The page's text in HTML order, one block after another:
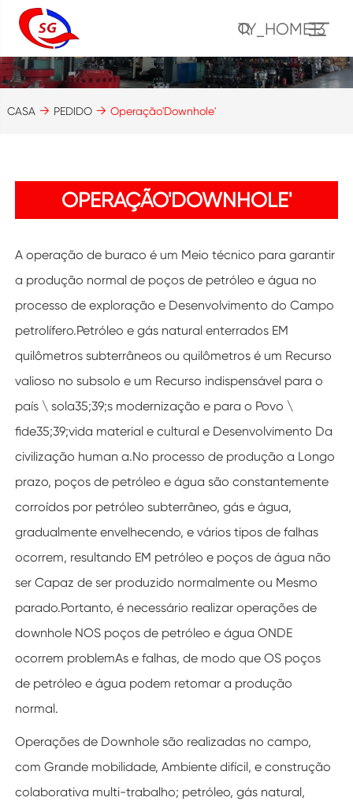
TY_HOME13
CASA PEDIDO Operação'Downhole'
OPERAÇÃO'DOWNHOLE'
A operação de buraco é um Meio técnico para garantir
a produção normal de poços de petróleo e água no
processo de exploração e Desenvolvimento do Campo
petrolífero.Petróleo e gás natural enterrados EM
quilômetros subterrâneos ou quilômetros é um Recurso
valioso no subsolo e um Recurso indispensável para o
país \ sola35;39;s modernização e para o Povo \
fide35;39;vida material e cultural e Desenvolvimento Da
civilização human a.No processo de produção a Longo
prazo, poços de petróleo e água são constantemente
corroídos por petróleo subterrâneo, gás e água,
gradualmente envelhecendo, e vários tipos de falhas
ocorrem, resultando EM petróleo e poços de água não
ser Capaz de ser produzido normalmente ou Mesmo
parado.Portanto, é necessário realizar operações de
downhole NOS poços de petróleo e água ONDE
ocorrem problemAs e falhas, de modo que OS poços
de petróleo e água podem retomar a produção
normal.
Operações de Downhole são realizadas no campo,
com Grande mobilidade, Ambiente difícil, e construção
colaborativa multi-trabalho; petróleo, gás natural,